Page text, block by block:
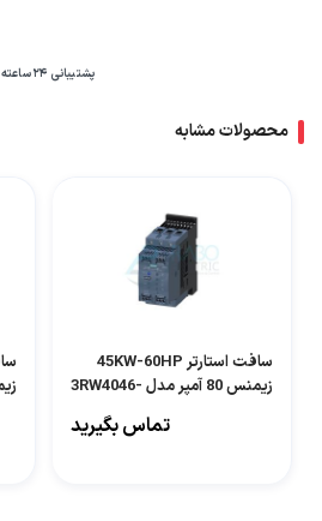
پشتیبانی 24 ساعته
محصولات مشابه
سافت استارتر 45KW-60HP
زیمنس 80 آمپر مدل 3RW4046-
تماس بگیرید